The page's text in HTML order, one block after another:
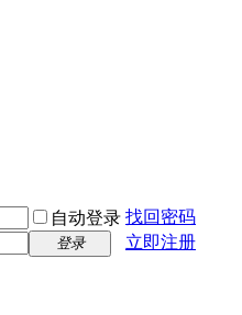
自动登录 找回密码
登录 立即注册